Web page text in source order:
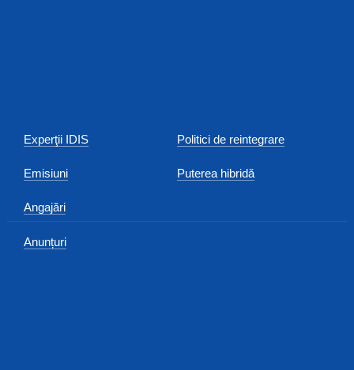
Experţii IDIS
Emisiuni
Angajări
Anunțuri
Politici de reintegrare
Puterea hibridă